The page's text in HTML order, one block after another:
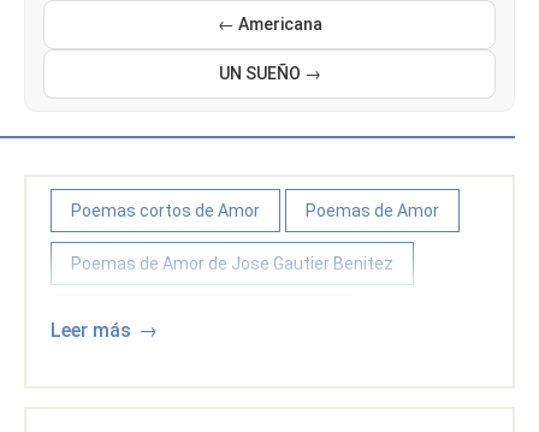
← Americana
UN SUEÑO →
Poemas cortos de Amor Poemas de Amor
Poemas de Amor de Jose Gautier Benitez
Leer más